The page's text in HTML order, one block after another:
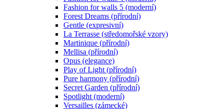
Fashion for walls 5 (moderní)
Forest Dreams (přírodní)
Gentle (expresivní)
La Terrasse (středomořské vzory)
Martinique (přírodní)
Mellisa (přírodní)
Opus (elegance)
Play of Light (přírodní)
Pure harmony (přírodní)
Secret Garden (přírodní)
Spotlight (moderní)
Versailles (zámecké)